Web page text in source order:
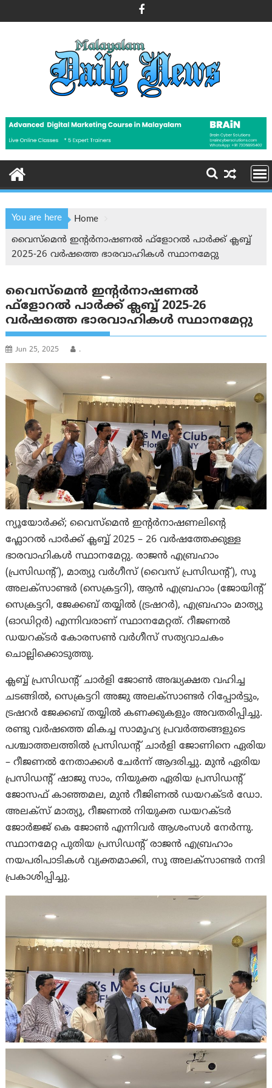
to
You are here
Home
വൈസ്‌മെൻ ഇന്റര്‍നാഷണല്‍ ഫ്ളോറൽ പാർക്ക് ക്ലബ്ബ്
2025-26 വര്‍ഷത്തെ ഭാരവാഹികള്‍ സ്ഥാനമേറ്റു
വൈസ്‌മെൻ ഇന്റര്‍നാഷണല്‍
ഫ്ളോറൽ പാർക്ക് ക്ലബ്ബ് 2025-26
വര്‍ഷത്തെ ഭാരവാഹികള്‍ സ്ഥാനമേറ്റു
Jun 25, 2025 .
ന്യൂയോർക്ക്; വൈസ്മെൻ ഇന്റർനാഷണലിന്റെ
ഫ്ലോറൽ പാർക്ക് ക്ലബ്ബ് 2025 – 26 വര്‍ഷത്തേക്കുള്ള
ഭാരവാഹികൾ സ്ഥാനമേറ്റു. രാജൻ എബ്രഹാം
(പ്രസിഡന്റ്), മാത്യു വർഗീസ് (വൈസ് പ്രസിഡന്റ്), സൂ
അലക്സാണ്ടർ (സെക്രട്ടറി), ആൻ എബ്രഹാം (ജോയിന്റ്
സെക്രട്ടറി, ജേക്കബ് തയ്യിൽ (ട്രഷറര്‍), എബ്രഹാം മാത്യു
(ഓഡിറ്റര്‍) എന്നിവരാണ് സ്ഥാനമേറ്റത്. റീജണൽ
ഡയറക്ടർ കോരസൺ വർഗീസ് സത്യവാചകം
ചൊല്ലിക്കൊടുത്തു.
ക്ലബ്ബ് പ്രസിഡന്റ് ചാർളി ജോൺ അദ്ധ്യക്ഷത വഹിച്ച
ചടങ്ങിൽ, സെക്രട്ടറി അജു അലക്സാണ്ടർ റിപ്പോർട്ടും,
ട്രഷറര്‍ ജേക്കബ് തയ്യിൽ കണക്കുകളും അവതരിപ്പിച്ചു.
രണ്ടു വർഷത്തെ മികച്ച സാമൂഹ്യ പ്രവർത്തങ്ങളുടെ
പശ്ചാത്തലത്തിൽ പ്രസിഡന്റ് ചാർളി ജോണിനെ ഏരിയ
– റീജണൽ നേതാക്കൾ ചേര്‍ന്ന് ആദരിച്ചു. മുൻ ഏരിയ
പ്രസിഡന്റ് ഷാജു സാം, നിയുക്ത ഏരിയ പ്രസിഡന്റ്
ജോസഫ് കാഞ്ഞമല, മുൻ റീജിണൽ ഡയറക്ടർ ഡോ.
അലക്സ് മാത്യു, റീജണൽ നിയുക്ത ഡയറക്ടര്‍
ജോർജ്ജ് കെ ജോൺ എന്നിവർ ആശംസൾ നേർന്നു.
സ്ഥാനമേറ്റ പുതിയ പ്രസിഡന്റ് രാജൻ എബ്രഹാം
നയപരിപാടികൾ വ്യക്തമാക്കി, സൂ അലക്സാണ്ടർ നന്ദി
പ്രകാശിപ്പിച്ചു.